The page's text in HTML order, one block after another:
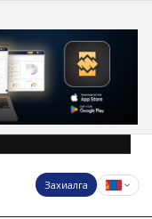
Захиалга